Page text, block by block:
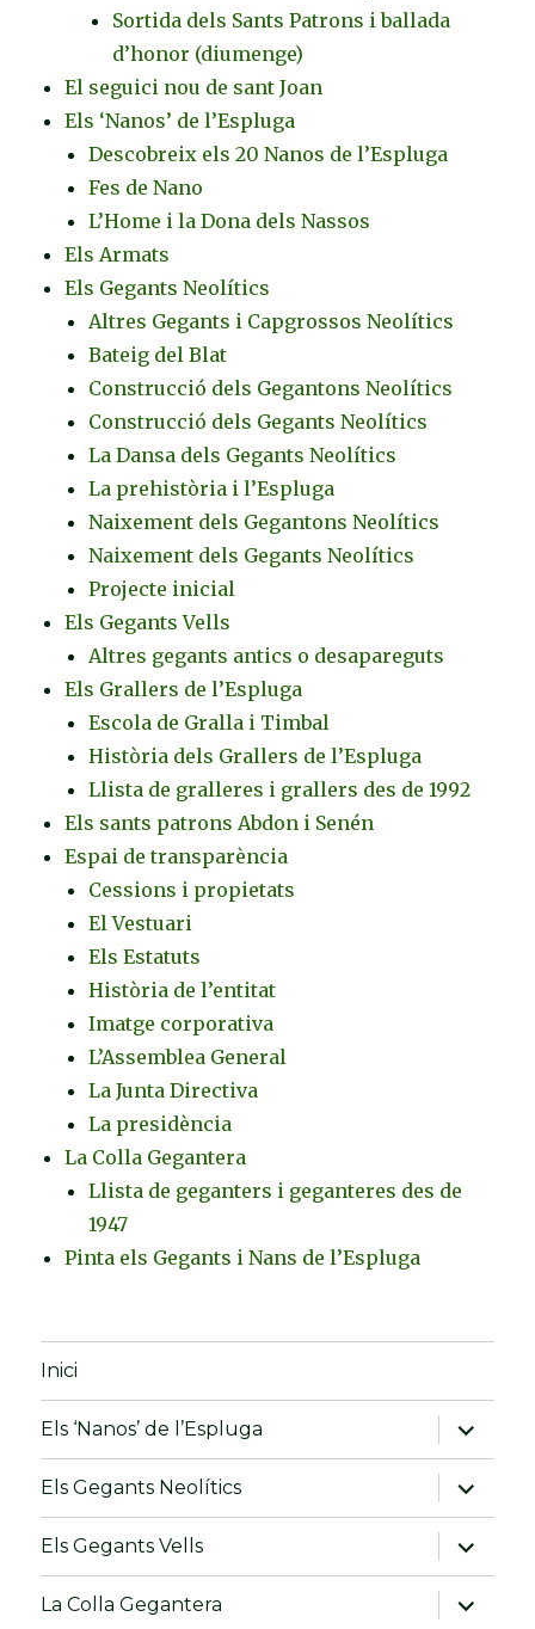
Sortida dels Sants Patrons i ballada
d’honor (diumenge)
El seguici nou de sant Joan
Els ‘Nanos’ de l’Espluga
Descobreix els 20 Nanos de l’Espluga
Fes de Nano
L’Home i la Dona dels Nassos
Els Armats
Els Gegants Neolítics
Altres Gegants i Capgrossos Neolítics
Bateig del Blat
Construcció dels Gegantons Neolítics
Construcció dels Gegants Neolítics
La Dansa dels Gegants Neolítics
La prehistòria i l’Espluga
Naixement dels Gegantons Neolítics
Naixement dels Gegants Neolítics
Projecte inicial
Els Gegants Vells
Altres gegants antics o desapareguts
Els Grallers de l’Espluga
Escola de Gralla i Timbal
Història dels Grallers de l’Espluga
Llista de gralleres i grallers des de 1992
Els sants patrons Abdon i Senén
Espai de transparència
Cessions i propietats
El Vestuari
Els Estatuts
Història de l’entitat
Imatge corporativa
L’Assemblea General
La Junta Directiva
La presidència
La Colla Gegantera
Llista de geganters i geganteres des de
1947
Pinta els Gegants i Nans de l’Espluga
Inici
Els ‘Nanos’ de l’Espluga
amplia
el
menú
fill
Els Gegants Neolítics
amplia
el
menú
fill
Els Gegants Vells
amplia
el
menú
fill
La Colla Gegantera
amplia
el